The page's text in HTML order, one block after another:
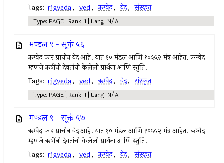
Tags: rigveda, ved, ऋग्वेद, वेद, संस्कृत
Type: PAGE | Rank: 1 | Lang: N/A
मण्डल ९ - सूक्तं ५६
ऋग्वेद फार प्राचीन वेद आहे. यात १० मंडल आणि १०५५२ मंत्र आहेत. ऋग्वेद
म्हणजे ऋषींनी देवतांची केलेली प्रार्थना आणि स्तुति.
Tags: rigveda, ved, ऋग्वेद, वेद, संस्कृत
Type: PAGE | Rank: 1 | Lang: N/A
मण्डल ९ - सूक्तं ५७
ऋग्वेद फार प्राचीन वेद आहे. यात १० मंडल आणि १०५५२ मंत्र आहेत. ऋग्वेद
म्हणजे ऋषींनी देवतांची केलेली प्रार्थना आणि स्तुति.
Tags: rigveda, ved, ऋग्वेद, वेद, संस्कृत